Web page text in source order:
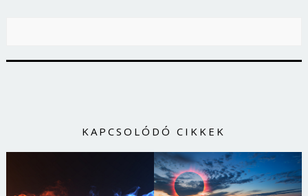
KAPCSOLÓDÓ CIKKEK